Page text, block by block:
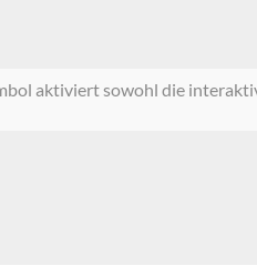
aktiviert sowohl die